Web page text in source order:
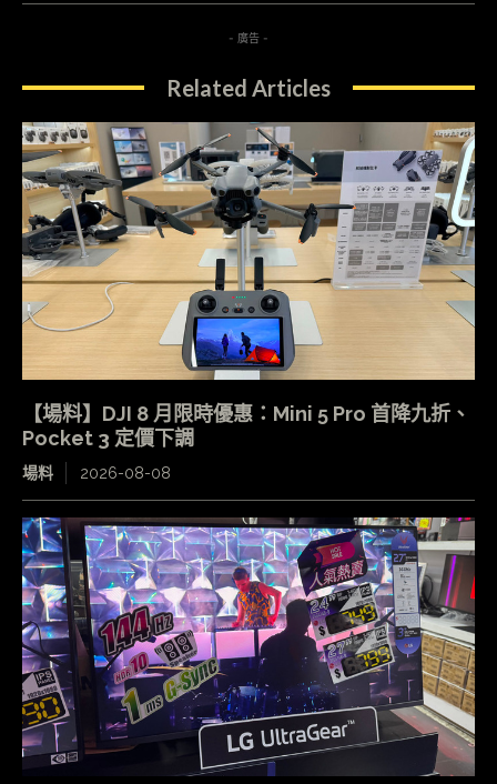
- 廣告 -
Related Articles
【場料】DJI 8 月限時優惠：Mini 5 Pro 首降九折、
Pocket 3 定價下調
場料 2026-08-08